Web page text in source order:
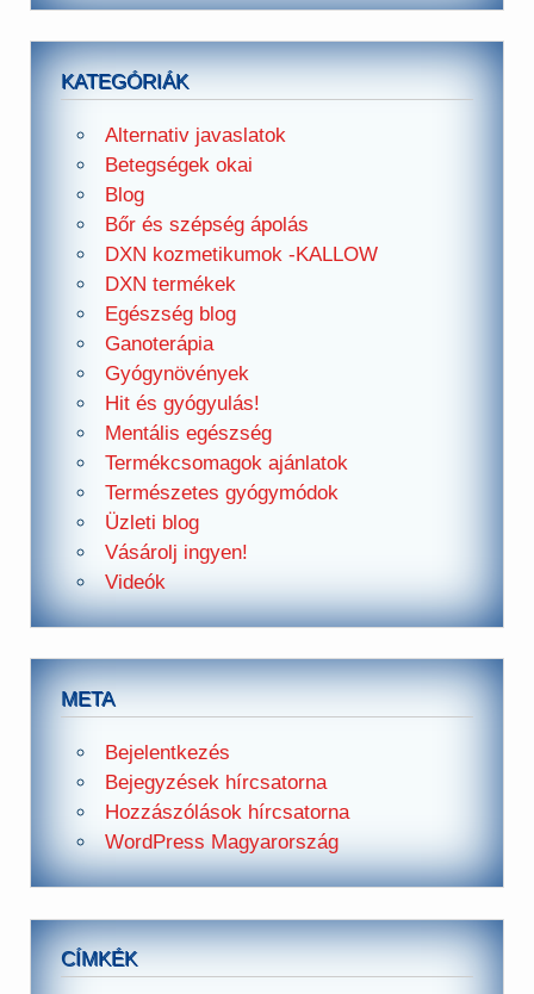
KATEGÓRIÁK
Alternativ javaslatok
Betegségek okai
Blog
Bőr és szépség ápolás
DXN kozmetikumok -KALLOW
DXN termékek
Egészség blog
Ganoterápia
Gyógynövények
Hit és gyógyulás!
Mentális egészség
Termékcsomagok ajánlatok
Természetes gyógymódok
Üzleti blog
Vásárolj ingyen!
Videók
META
Bejelentkezés
Bejegyzések hírcsatorna
Hozzászólások hírcsatorna
WordPress Magyarország
CÍMKÉK